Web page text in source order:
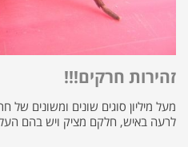
זהירות חרקים!!!
מעל מיליון סוגים שונים ומשונים של
לרעה באיש, חלקם מציק ויש בהם